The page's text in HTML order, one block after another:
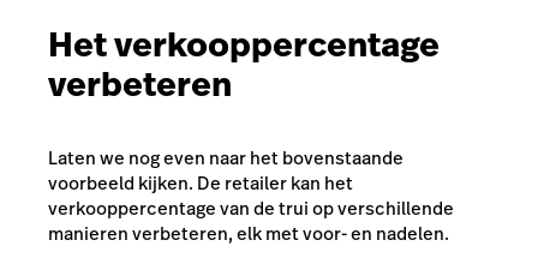
Het verkooppercentage
verbeteren
Laten we nog even naar het bovenstaande
voorbeeld kijken. De retailer kan het
verkooppercentage van de trui op verschillende
manieren verbeteren, elk met voor- en nadelen.